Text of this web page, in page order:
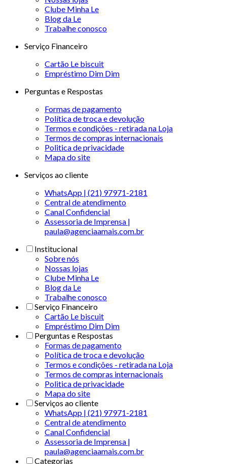
Clube Minha Le
Blog da Le
Trabalhe conosco
Serviço Financeiro
Cartão Le biscuit
Empréstimo Dim Dim
Perguntas e Respostas
Formas de pagamento
Política de troca e devolução
Termos e condições - retirada na Loja
Termos de compras internacionais
Politica de privacidade
Mapa do site
Serviços ao cliente
WhatsApp | (21) 97971-2181
Central de atendimento
Canal Confidencial
Assessoria de Imprensa |
paula@agenciaamais.com.br
Institucional
Sobre nós
Nossas lojas
Clube Minha Le
Blog da Le
Trabalhe conosco
Serviço Financeiro
Cartão Le biscuit
Empréstimo Dim Dim
Perguntas e Respostas
Formas de pagamento
Política de troca e devolução
Termos e condições - retirada na Loja
Termos de compras internacionais
Politica de privacidade
Mapa do site
Serviços ao cliente
WhatsApp | (21) 97971-2181
Central de atendimento
Canal Confidencial
Assessoria de Imprensa |
paula@agenciaamais.com.br
Categorias